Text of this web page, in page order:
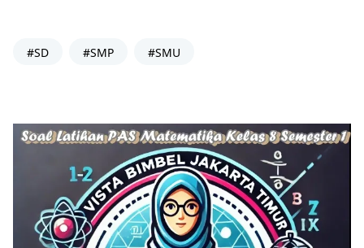
#SD #SMP #SMU